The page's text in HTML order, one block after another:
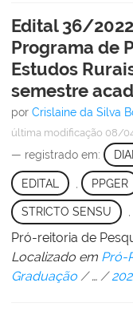
Edital 36/
Programa de
Estudos
semestre
por Crislaine da Silva
última modificação 08/
— registrado em:
EDITAL PPGER
STRICTO SENSU ,
Pró-reitoria de
Localizado em Pró-
Graduação /… /